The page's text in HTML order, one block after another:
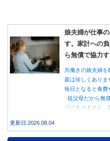
娘夫婦が仕事
す。家計への
ら無償で協力
共働きの娘夫婦を
庭は珍しくありま
毎日となると食費
祖父母だから無
りはありません。
更新日:2026.08.04